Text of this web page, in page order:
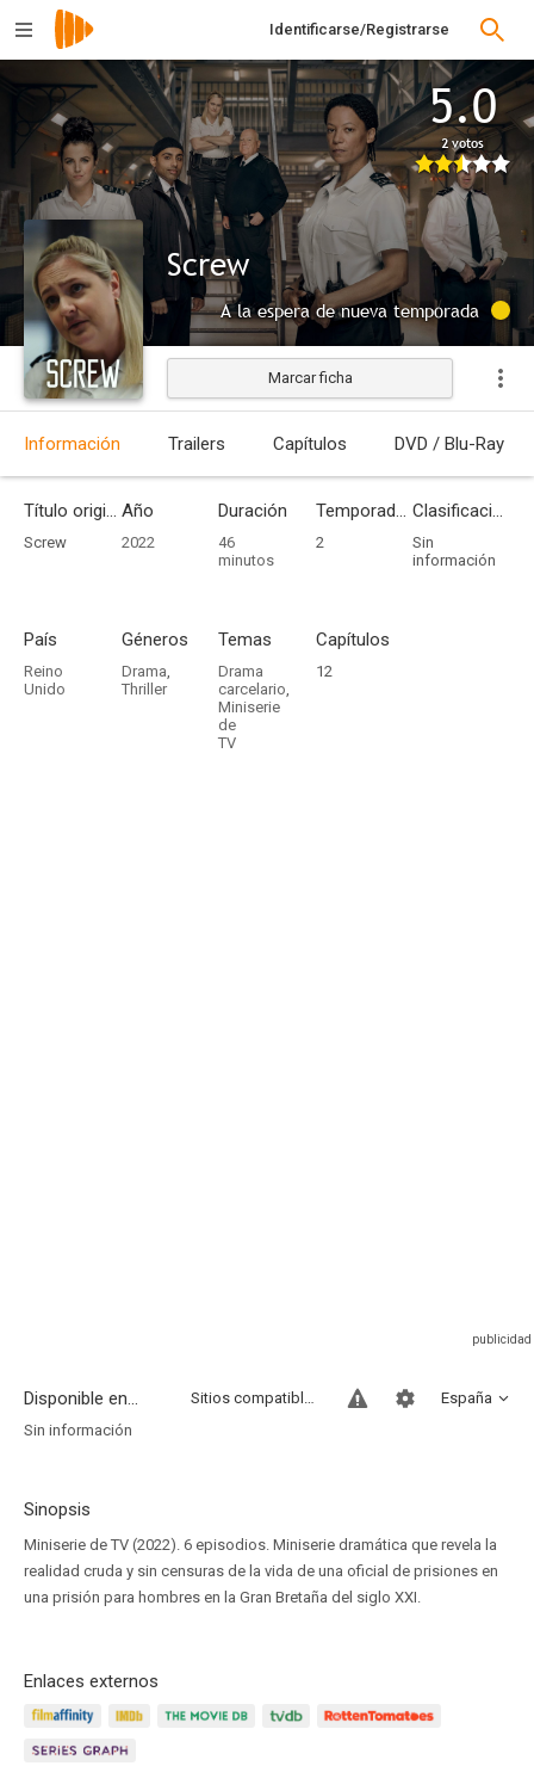
Identificarse/Registrarse
5.0
2 votos
Screw
A la espera de nueva temporada
Marcar ficha
Información Trailers Capítulos DVD / Blu-Ray
Título original
Screw
Año
2022
Duración
46
minutos
Temporadas
2
Clasificación por edades
Sin
información
País
Reino
Unido
Géneros
Drama,
Thriller
Temas
Drama
carcelario,
Miniserie
de
TV
Capítulos
12
Disponible en... España
Sitios compatibles
Sin información
Sinopsis
Miniserie de TV (2022). 6 episodios. Miniserie dramática que revela la
realidad cruda y sin censuras de la vida de una oficial de prisiones en
una prisión para hombres en la Gran Bretaña del siglo XXI.
Enlaces externos